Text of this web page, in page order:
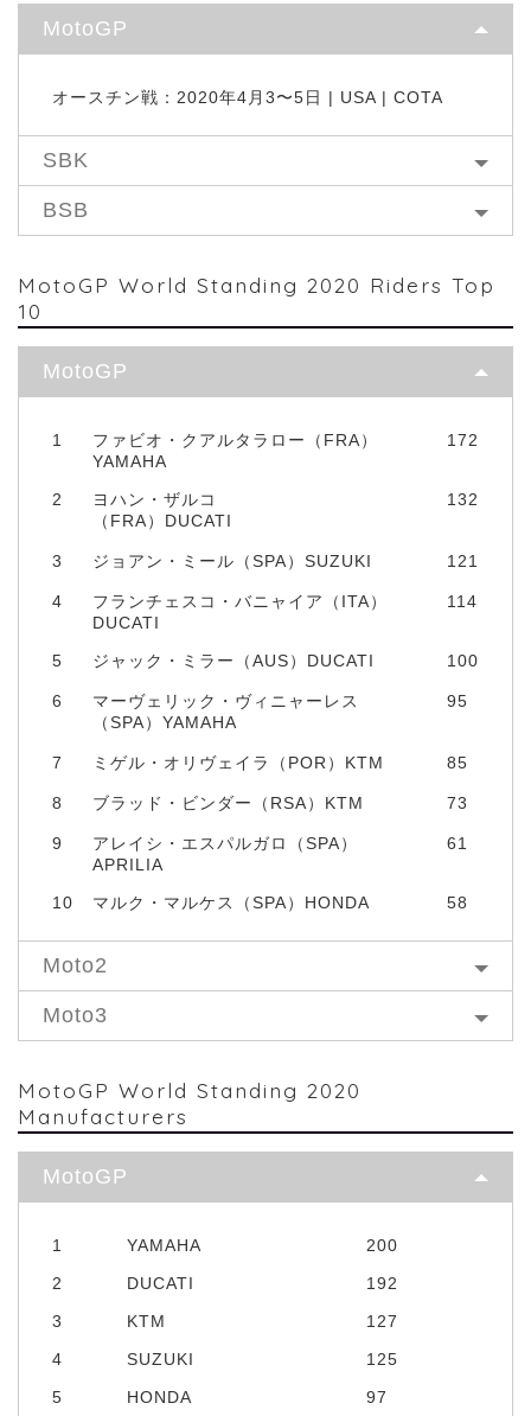
MotoGP
オースチン戦：2020年4月3〜5日 | USA | COTA
SBK
BSB
MotoGP World Standing 2020 Riders Top
10
MotoGP
1
ファビオ・クアルタラロー（FRA）
YAMAHA
172
2
ヨハン・ザルコ
（FRA）DUCATI
132
3 ジョアン・ミール（SPA）SUZUKI 121
4
フランチェスコ・バニャイア（ITA）
DUCATI
114
5 ジャック・ミラー（AUS）DUCATI 100
6
マーヴェリック・ヴィニャーレス
（SPA）YAMAHA
95
7 ミゲル・オリヴェイラ（POR）KTM 85
8 ブラッド・ビンダー（RSA）KTM 73
9
アレイシ・エスパルガロ（SPA）
APRILIA
61
10 マルク・マルケス（SPA）HONDA 58
Moto2
Moto3
MotoGP World Standing 2020
Manufacturers
MotoGP
1 YAMAHA
200
2
DUCATI
192
3
KTM
127
4
SUZUKI
125
5
HONDA
97